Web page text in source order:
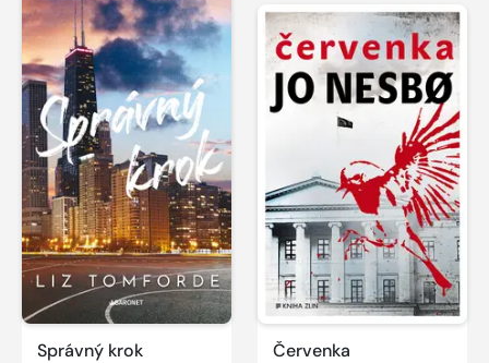
Správný krok Červenka